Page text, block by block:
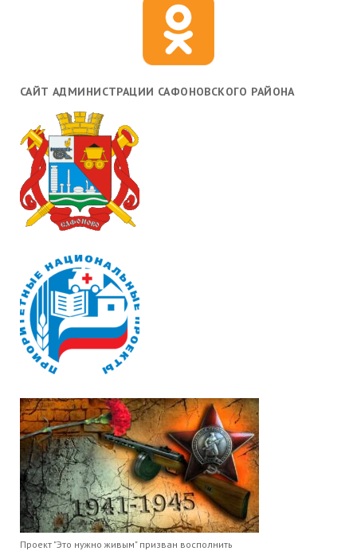
САЙТ АДМИНИСТРАЦИИ САФОНОВСКОГО РАЙОНА
Проект "Это нужно живым" призван восполнить